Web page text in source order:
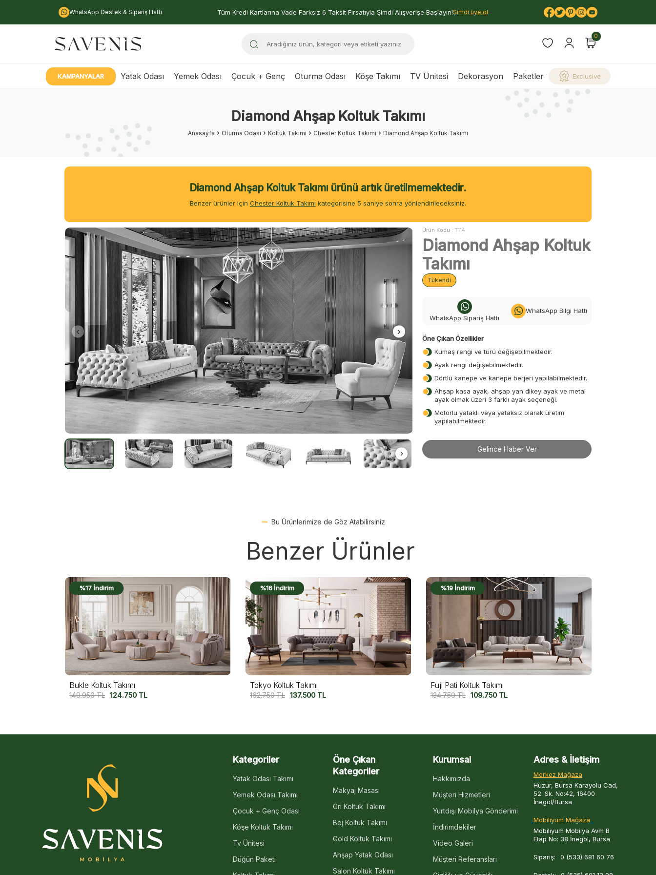
WhatsApp Destek & Sipariş Hattı Tüm Kredi Kartlarına Vade Farksız 6 Taksit Fırsatıyla Şimdi Alışverişe Başlayın!Şimdi üye ol
0
KAMPANYALAR Yatak Odası Yemek Odası Çocuk + Genç Oturma Odası Köşe Takımı TV Ünitesi Dekorasyon Paketler Exclusive
Diamond Ahşap Koltuk Takımı
Anasayfa Oturma Odası Koltuk Takımı Chester Koltuk Takımı Diamond Ahşap Koltuk Takımı
Diamond Ahşap Koltuk Takımı ürünü artık üretilmemektedir.
Benzer ürünler için Chester Koltuk Takımı kategorisine 4 saniye sonra yönlendirileceksiniz.
Ürün Kodu :T114
Diamond Ahşap Koltuk
Takımı
Tükendi
WhatsApp Sipariş Hattı
WhatsApp Bilgi Hattı
Öne Çıkan Özellikler
Kumaş rengi ve türü değişebilmektedir.
Ayak rengi değişebilmektedir.
Dörtlü kanepe ve kanepe berjeri yapılabilmektedir.
Ahşap kasa ayak, ahşap yan dikey ayak ve metal
ayak olmak üzeri 3 farklı ayak seçeneği.
Motorlu yataklı veya yataksız olarak üretim
yapılabilmektedir.
Gelince Haber Ver
Bu Ürünlerimize de Göz Atabilirsiniz
Benzer Ürünler
%16 İndirim
Tokyo Koltuk Takımı
162.750 TL 137.500
%19 İndirim
Fuji Pati Koltuk Takımı
134.750 TL 109.750
%17 İndirim
Cratos Antik Yataklı Koltuk Takımı
149.750 TL 125.000
Kategoriler
Yatak Odası Takımı
Yemek Odası Takımı
Çocuk + Genç Odası
Köşe Koltuk Takımı
Tv Ünitesi
Düğün Paketi
Öne Çıkan
Kategoriler
Makyaj Masası
Gri Koltuk Takımı
Bej Koltuk Takımı
Gold Koltuk Takımı
Ahşap Yatak Odası
Salon Koltuk Takımı
Kurumsal
Hakkımızda
Müşteri Hizmetleri
Yurtdışı Mobilya Gönderimi
İndirimdekiler
Video Galeri
Müşteri Referansları
Adres & İletişim
Merkez Mağaza
Huzur, Bursa Karayolu Cad,
52. Sk. No:42, 16400
İnegöl/Bursa
Mobiliyum Mağaza
Mobiliyum Mobilya Avm B
Etap No: 38 İnegöl, Bursa
Sipariş: 0 (533) 681 60 76